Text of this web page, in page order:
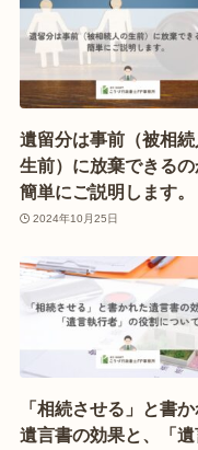
遺留分は事前（被相
生前）に放棄できるの
簡単にご説明します。
2024年10月25日
「相続させる」と書
遺言書の効果と、「